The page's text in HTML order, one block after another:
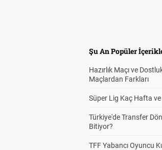
Şu An Popüler
Hazırlık Maçı ve
Maçlardan Farkları
Süper Lig Kaç Hafta
Türkiye'de Transfer
Bitiyor?
TFF Yabancı Oyuncu